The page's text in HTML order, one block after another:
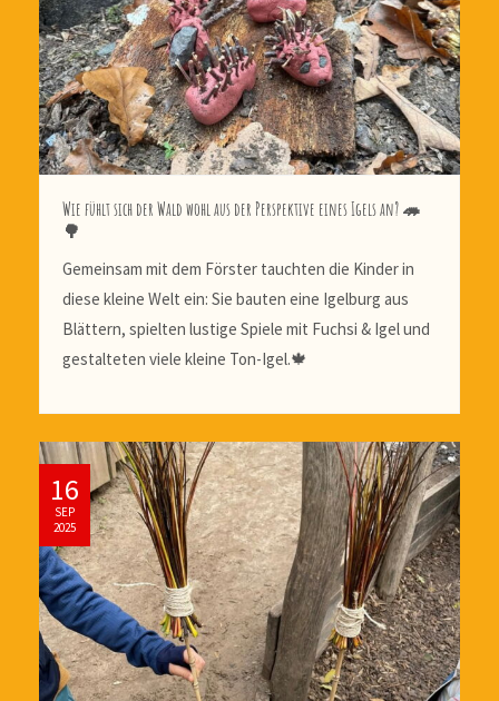
Wie fühlt sich der Wald wohl aus der Perspektive eines Igels an? 🦔
🌳
Gemeinsam mit dem Förster tauchten die Kinder in
diese kleine Welt ein: Sie bauten eine Igelburg aus
Blättern, spielten lustige Spiele mit Fuchsi & Igel und
gestalteten viele kleine Ton-Igel.🍁
16
SEP
2025